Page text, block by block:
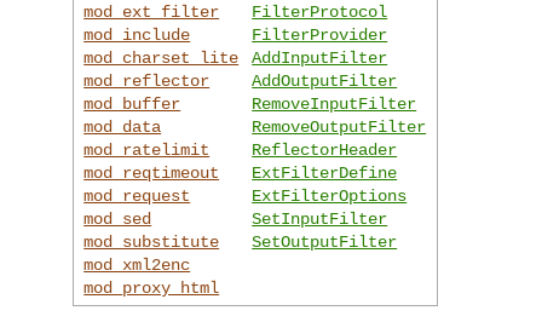
mod_ext_filter
mod_include
mod_charset_lite
mod_reflector
mod_buffer
mod_data
mod_ratelimit
mod_reqtimeout
mod_request
mod_sed
mod_substitute
mod_xml2enc
mod_proxy_html
FilterProtocol
FilterProvider
AddInputFilter
AddOutputFilter
RemoveInputFilter
RemoveOutputFilter
ReflectorHeader
ExtFilterDefine
ExtFilterOptions
SetInputFilter
SetOutputFilter